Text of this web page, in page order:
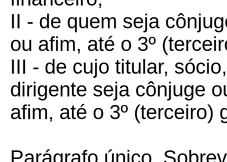
II - de quem seja
ou afim, até o 3º
III - de cujo titular,
dirigente seja cônjuge
afim, até o 3º (terceiro)
Parágrafo único.